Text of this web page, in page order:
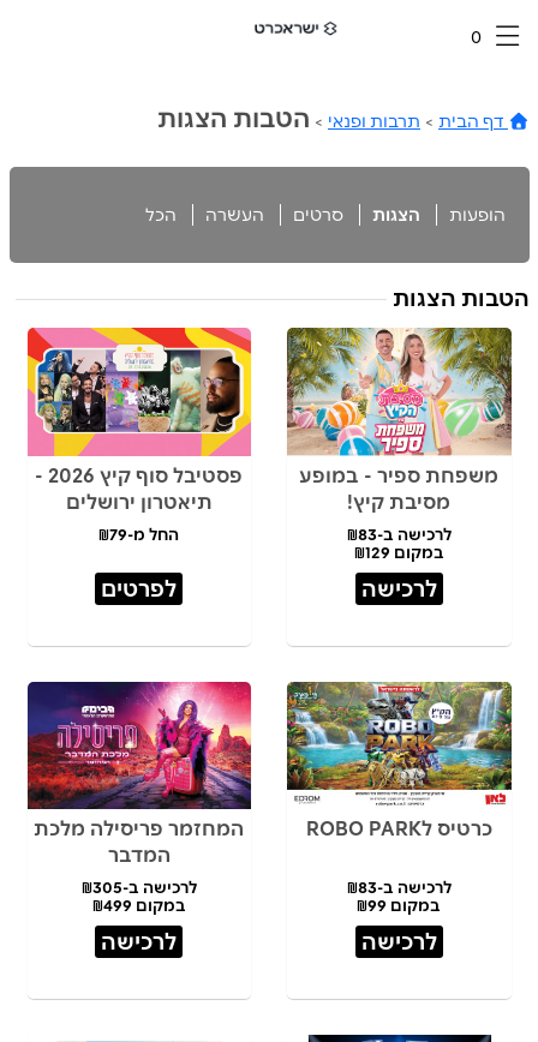
0
דף הבית > תרבות ופנאי > הטבות הצגות
הופעות הצגות סרטים העשרה הכל
הטבות הצגות
משפחת ספיר - במופע
מסיבת קיץ!
לרכישה ב-₪83
במקום ₪129
לרכישה
פסטיבל סוף קיץ 2026 -
תיאטרון ירושלים
החל מ-₪79
לפרטים
כרטיס לROBO PARK
לרכישה ב-₪83
במקום ₪99
לרכישה
המחזמר פריסילה מלכת
המדבר
לרכישה ב-₪305
במקום ₪499
לרכישה